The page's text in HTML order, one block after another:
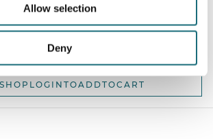
Allow selection
Deny
webshopProductId SLC1145